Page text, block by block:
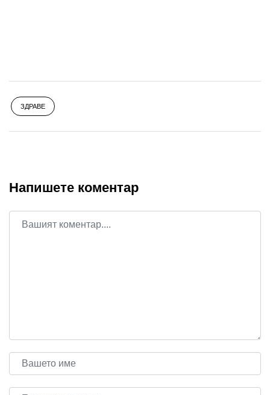
ЗДРАВЕ
Напишете коментар